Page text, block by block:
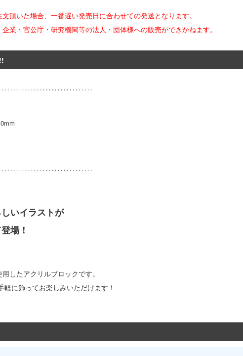
頂いた場合、一番遅い発売日に合わせての発送となります。
業・官公庁・研究機関等の法人・団体様への販売ができかねます。
いイラストが
場！
したアクリルブロックです。
に飾ってお楽しみいただけます！